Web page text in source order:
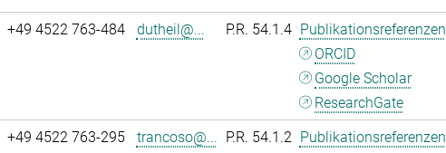
+49 4522 763-484 dutheil@... P.R. 54.1.4 Publikationsreferenzen
ORCID
Google Scholar
ResearchGate
+49 4522 763-295 trancoso@... P.R. 54.1.2 Publikationsreferenzen